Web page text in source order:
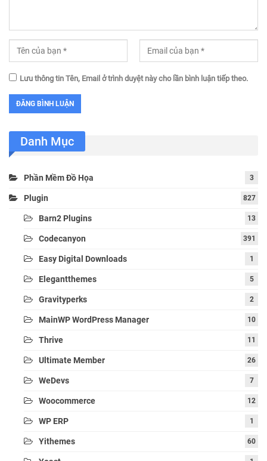
Lưu thông tin Tên, Email ở trình duyệt này cho lần bình luận tiếp theo.
Danh Mục
Phần Mềm Đồ Họa 3
Plugin 827
Barn2 Plugins 13
Codecanyon 391
Easy Digital Downloads 1
Elegantthemes 5
Gravityperks 2
MainWP WordPress Manager 10
Thrive 11
Ultimate Member 26
WeDevs 7
Woocommerce 12
WP ERP 1
Yithemes 60